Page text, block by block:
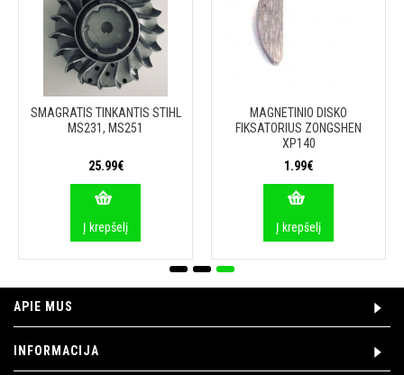
SMAGRATIS TINKANTIS STIHL
MS231, MS251
25.99€
Į krepšelį
MAGNETINIO DISKO
FIKSATORIUS ZONGSHEN
XP140
1.99€
Į krepšelį
APIE MUS
INFORMACIJA